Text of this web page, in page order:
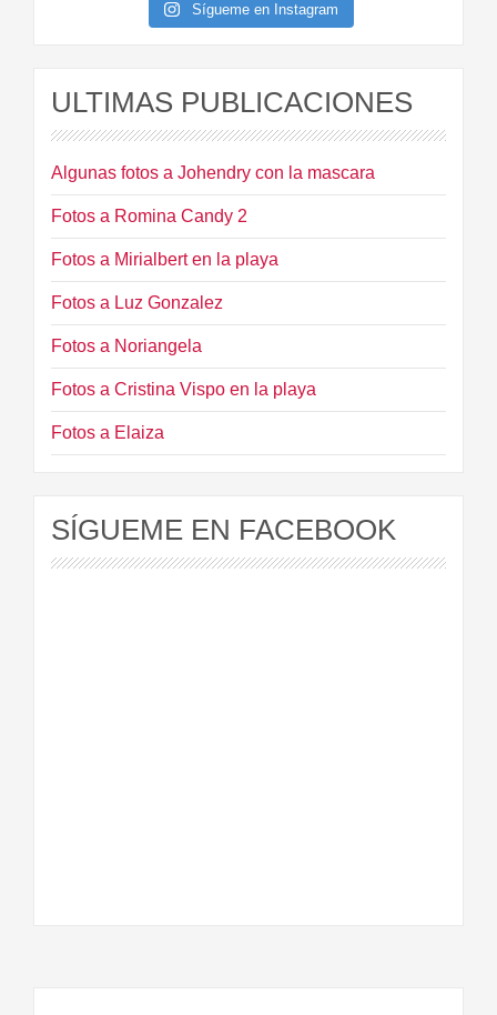
Sígueme en Instagram
ULTIMAS PUBLICACIONES
Algunas fotos a Johendry con la mascara
Fotos a Romina Candy 2
Fotos a Mirialbert en la playa
Fotos a Luz Gonzalez
Fotos a Noriangela
Fotos a Cristina Vispo en la playa
Fotos a Elaiza
SÍGUEME EN FACEBOOK